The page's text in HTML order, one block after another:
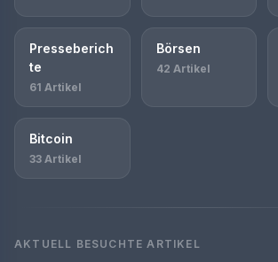
Presseberich
te
61 Artikel
Börsen
42 Artikel
Bitcoin
33 Artikel
AKTUELL BESUCHTE ARTIKEL